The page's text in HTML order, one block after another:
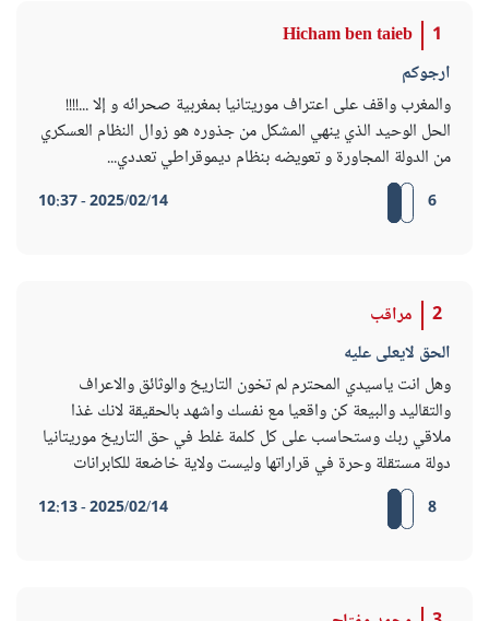
1
Hicham ben taieb
ارجوكم
والمغرب واقف على اعتراف موريتانيا بمغربية صحرائه و إلا ...!!!!
الحل الوحيد الذي ينهي المشكل من جذوره هو زوال النظام العسكري
من الدولة المجاورة و تعويضه بنظام ديموقراطي تعددي...
6
2025/02/14 - 10:37
2
مراقب
الحق لايعلى عليه
وهل انت ياسيدي المحترم لم تخون التاريخ والوثائق والاعراف
والتقاليد والبيعة كن واقعيا مع نفسك واشهد بالحقيقة لانك غذا
ملاقي ربك وستحاسب على كل كلمة غلط في حق التاريخ موريتانيا
دولة مستقلة وحرة في قراراتها وليست ولاية خاضعة للكابرانات
8
2025/02/14 - 12:13